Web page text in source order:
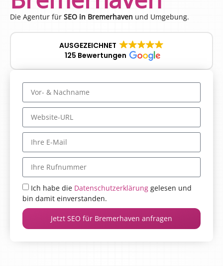
Die Agentur für SEO in Bremerhaven und Umgebung.
AUSGEZEICHNET
125 Bewertungen
Ich habe die Datenschutzerklärung gelesen und
bin damit einverstanden.
Jetzt SEO für Bremerhaven anfragen